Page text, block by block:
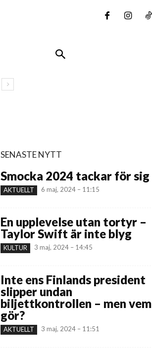
SENASTE NYTT
Smocka 2024 tackar för sig
AKTUELLT 6 maj, 2024 – 11:15
En upplevelse utan tortyr –
Taylor Swift är inte blyg
KULTUR 3 maj, 2024 – 14:45
Inte ens Finlands president
slipper undan
biljettkontrollen – men vem
gör?
AKTUELLT 3 maj, 2024 – 11:51